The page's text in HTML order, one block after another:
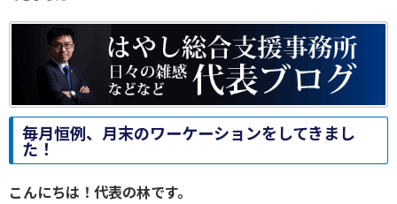
毎月恒例、月末のワーケーションをしてきまし
た！
こんにちは！代表の林です。